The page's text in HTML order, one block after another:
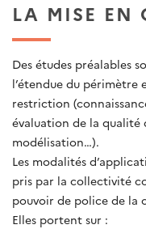
LA MISE EN
Des études préalables
l’étendue du périmètre
restriction
évaluation de la qualité
modélisation…).
Les modalités
pris par la collectivité
pouvoir de police de la
Elles portent sur :